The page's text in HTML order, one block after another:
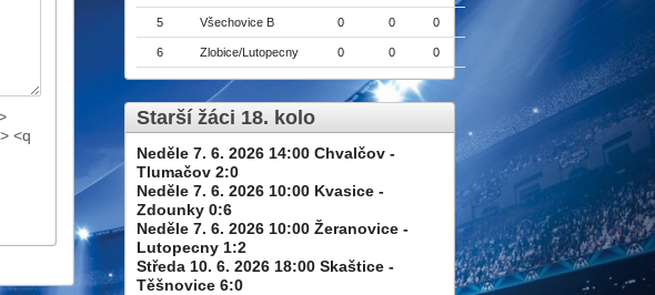
<q
5 Všechovice B 0 0 0
6 Zlobice/Lutopecny 0 0 0
Starší žáci 18. kolo
Neděle 7. 6. 2026 14:00 Chvalčov -
Tlumačov 2:0
Neděle 7. 6. 2026 10:00 Kvasice -
Zdounky 0:6
Neděle 7. 6. 2026 10:00 Žeranovice -
Lutopecny 1:2
Středa 10. 6. 2026 18:00 Skaštice -
Těšnovice 6:0